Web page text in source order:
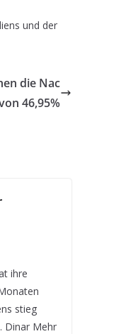
und der
die Nac
46,95%
ihre
stieg
Dinar Mehr